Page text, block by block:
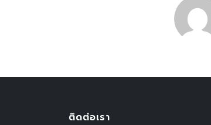
ติดต่อเรา